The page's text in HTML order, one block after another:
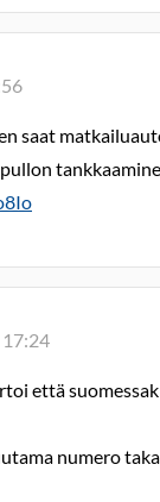
saat
että
numero